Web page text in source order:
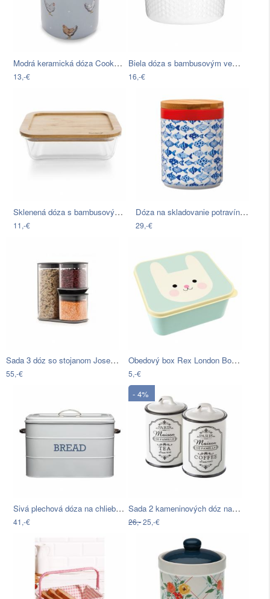
Modrá keramická dóza Cooksmart ®…
13,-€
Biela dóza s bambusovým vekom Premier…
16,-€
Sklenená dóza s bambusovým vekom Bambum
11,-€
Dóza na skladovanie potravín s…
29,-€
Sada 3 dóz so stojanom Joseph Joseph…
55,-€
Obedový box Rex London Bonnie the Bunny
5,-€
Sivá plechová dóza na chlieb Kitchen…
41,-€
- 4%
Sada 2 kameninových dóz na čaj a kávu…
26,-25,-€